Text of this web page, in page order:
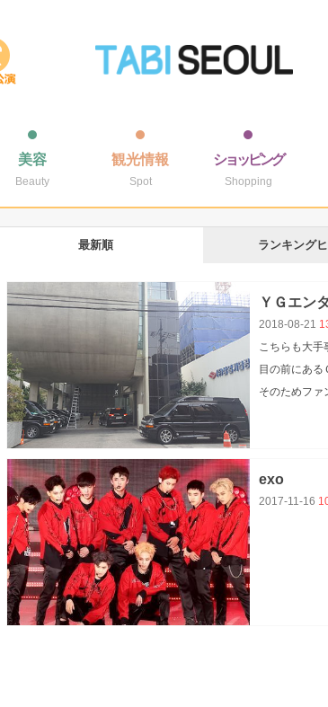
美容
Beauty
観光情報
Spot
ショッピング
Shopping
最新順 ランキング
ＹＧエン
2018-08-21
こちらも大
目の前にある
そのためファ
exo
2017-11-16